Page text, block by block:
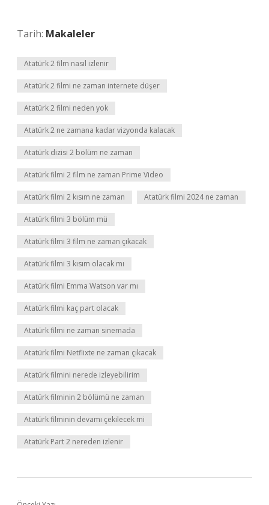
Tarih: Makaleler
Atatürk 2 film nasıl izlenir
Atatürk 2 filmi ne zaman internete düşer
Atatürk 2 filmi neden yok
Atatürk 2 ne zamana kadar vizyonda kalacak
Atatürk dizisi 2 bölüm ne zaman
Atatürk filmi 2 film ne zaman Prime Video
Atatürk filmi 2 kısım ne zaman Atatürk filmi 2024 ne zaman
Atatürk filmi 3 bölüm mü
Atatürk filmi 3 film ne zaman çıkacak
Atatürk filmi 3 kısım olacak mı
Atatürk filmi Emma Watson var mı
Atatürk filmi kaç part olacak
Atatürk filmi ne zaman sinemada
Atatürk filmi Netflixte ne zaman çıkacak
Atatürk filmini nerede izleyebilirim
Atatürk filminin 2 bölümü ne zaman
Atatürk filminin devamı çekilecek mi
Atatürk Part 2 nereden izlenir